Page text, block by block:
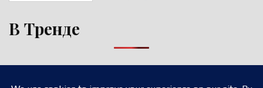
В Тренде